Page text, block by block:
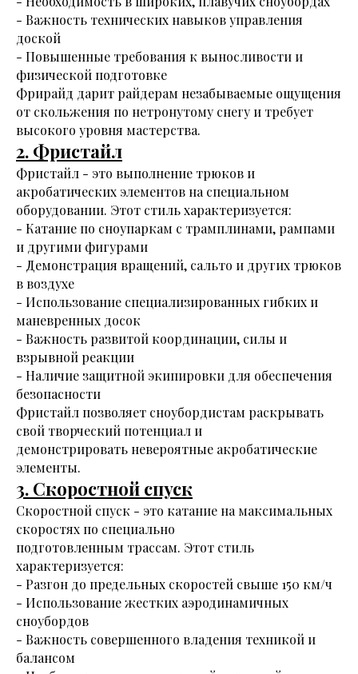
- Важность технических навыков управления
доской
- Повышенные требования к выносливости и
физической подготовке
Фрирайд дарит райдерам незабываемые ощущения
от скольжения по нетронутому снегу и требует
высокого уровня мастерства.
2. Фристайл
Фристайл - это выполнение трюков и
акробатических элементов на специальном
оборудовании. Этот стиль характеризуется:
- Катание по сноупаркам с трамплинами, рампами
и другими фигурами
- Демонстрация вращений, сальто и других трюков
в воздухе
- Использование специализированных гибких и
маневренных досок
- Важность развитой координации, силы и
взрывной реакции
- Наличие защитной экипировки для обеспечения
безопасности
Фристайл позволяет сноубордистам раскрывать
свой творческий потенциал и
демонстрировать невероятные акробатические
элементы.
3. Скоростной спуск
Скоростной спуск - это катание на максимальных
скоростях по специально
подготовленным трассам. Этот стиль
характеризуется:
- Разгон до предельных скоростей свыше 150 км/ч
- Использование жестких аэродинамичных
сноубордов
- Важность совершенного владения техникой и
балансом